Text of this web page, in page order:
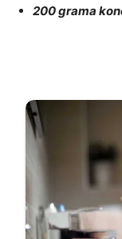
200 grama